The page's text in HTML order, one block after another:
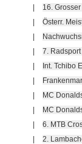
16.
Österr.
7.
Int. Tchibo
MC
MC
6. MTB
2.